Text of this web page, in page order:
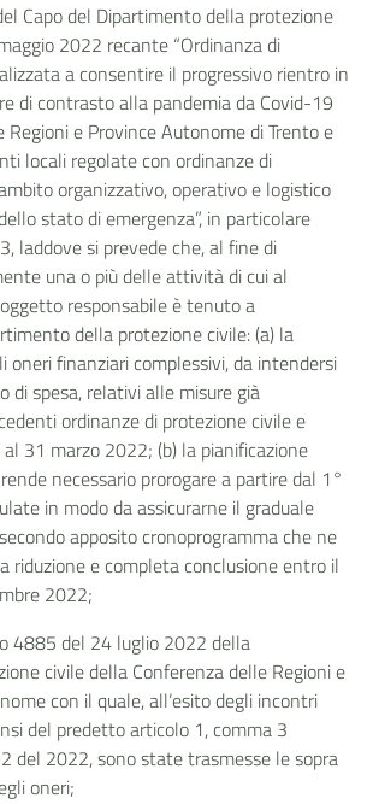
Capo del Dipartimento della protezione
2022 recante “Ordinanza di
a consentire il progressivo rientro in
di contrasto alla pandemia da Covid-19
e Province Autonome di Trento e
locali regolate con ordinanze di
organizzativo, operativo e logistico
stato di emergenza”, in particolare
laddove si prevede che, al fine di
una o più delle attività di cui al
responsabile è tenuto a
della protezione civile: (a) la
oneri finanziari complessivi, da intendersi
di spesa, relativi alle misure già
ordinanze di protezione civile e
31 marzo 2022; (b) la pianificazione
necessario prorogare a partire dal 1°
in modo da assicurarne il graduale
apposito cronoprogramma che ne
riduzione e completa conclusione entro il
2022;
4885 del 24 luglio 2022 della
civile della Conferenza delle Regioni e
con il quale, all’esito degli incontri
del predetto articolo 1, comma 3
del 2022, sono state trasmesse le sopra
oneri;